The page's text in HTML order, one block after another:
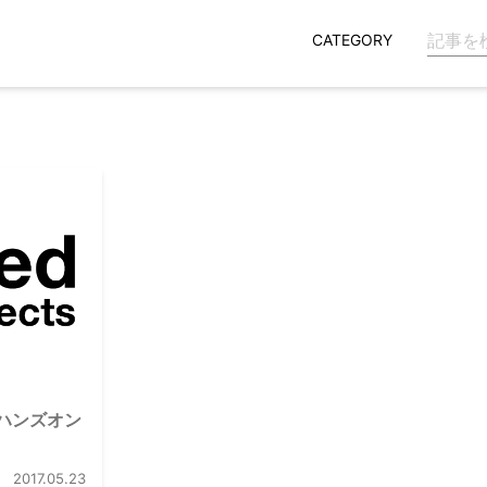
CATEGORY
ンズオン
2017.05.23